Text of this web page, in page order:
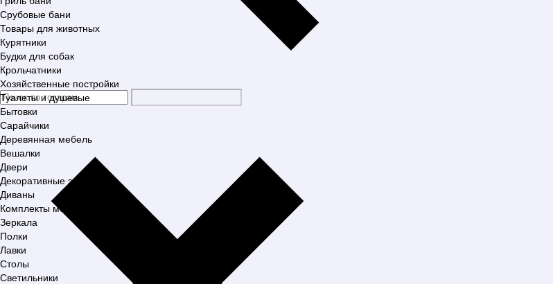
Срубовые бани
Товары для животных
Курятники
Будки для собак
Крольчатники
Хозяйственные постройки
Туалеты и душевые
Бытовки
Сарайчики
Деревянная мебель
Вешалки
Двери
Декоративные элементы
Диваны
Комплекты мебели
Зеркала
Полки
Лавки
Столы
Светильники